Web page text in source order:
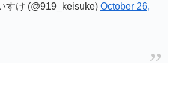
すけ (@919_keisuke) October 26,